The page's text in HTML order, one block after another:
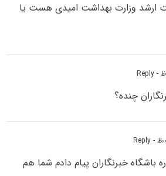
ارشد وزارت بهداشت امیدی هست یا
- Reply
چنده؟
- Reply
باشگاه خبرنگاران پیام دادم شما هم